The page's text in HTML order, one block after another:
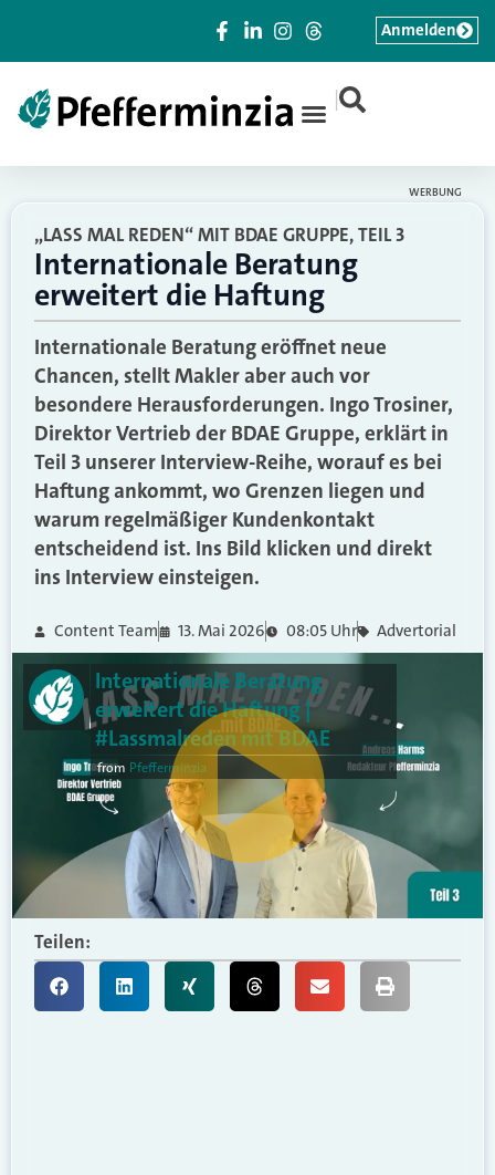
|
Anmelden
WERBUNG
„LASS MAL REDEN“ MIT BDAE GRUPPE, TEIL 3
Internationale Beratung
erweitert die Haftung
Internationale Beratung eröffnet neue
Chancen, stellt Makler aber auch vor
besondere Herausforderungen. Ingo Trosiner,
Direktor Vertrieb der BDAE Gruppe, erklärt in
Teil 3 unserer Interview-Reihe, worauf es bei
Haftung ankommt, wo Grenzen liegen und
warum regelmäßiger Kundenkontakt
entscheidend ist. Ins Bild klicken und direkt
ins Interview einsteigen.
Content Team 13. Mai 2026 08:05 Uhr Advertorial
Internationale Beratung
erweitert die Haftung |
#Lassmalreden mit BDAE
from Pfefferminzia
Teilen: